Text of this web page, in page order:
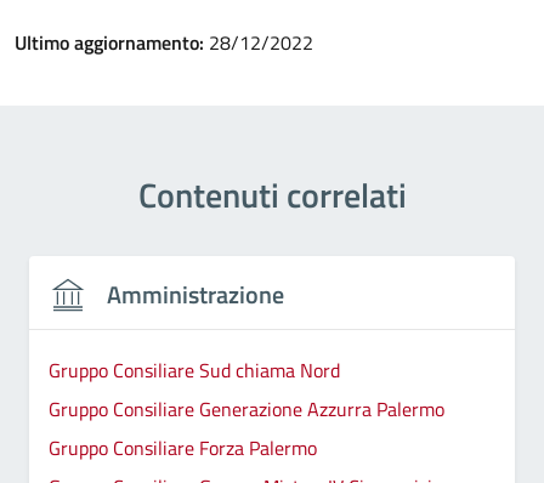
Ultimo aggiornamento: 28/12/2022
Contenuti correlati
Amministrazione
Gruppo Consiliare Sud chiama Nord
Gruppo Consiliare Generazione Azzurra Palermo
Gruppo Consiliare Forza Palermo